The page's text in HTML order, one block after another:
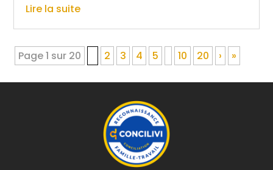
Lire la suite
Page 1 sur 20 2 3 4 5 10 20 › »